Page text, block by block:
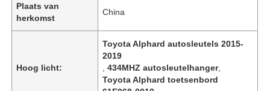
Plaats van
herkomst
China
Hoog licht:
Toyota Alphard autosleutels 2015-
2019
,434MHZ autosleutelhanger,
Toyota Alphard toetsenbord